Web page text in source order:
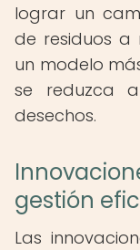
lograr un
de residuos a
un modelo
se reduzca
desechos.
gestión
Las